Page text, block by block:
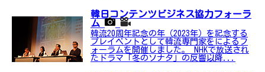
韓日コンテンツビジネス協力フォーラ
ム
韓流20周年記念の年（2023年）を記念する
プレイベントとして韓流専門家をによるフ
ォーラムを開催しました。 NHKで放送され
たドラマ「冬のソナタ」の反響以降...